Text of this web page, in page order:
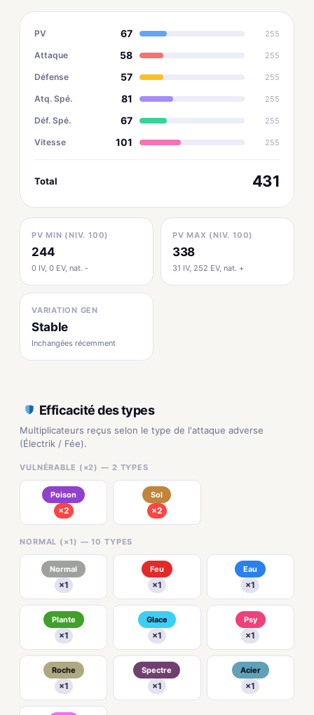
PV 67 255
Attaque 58 255
Défense 57 255
Atq. Spé. 81 255
Déf. Spé. 67 255
Vitesse 101 255
Total 431
PV MIN (NIV. 100)
244
0 IV, 0 EV, nat. -
PV MAX (NIV. 100)
338
31 IV, 252 EV, nat. +
VARIATION GEN
Stable
Inchangées récemment
Efficacité des types
Multiplicateurs reçus selon le type de l'attaque adverse
(Électrik / Fée).
VULNÉRABLE (×2) — 2 TYPES
Poison
×2
Sol
×2
NORMAL (×1) — 10 TYPES
Normal
×1
Feu
×1
Eau
×1
Plante
×1
Glace
×1
Psy
×1
Roche
×1
Spectre
×1
Acier
×1